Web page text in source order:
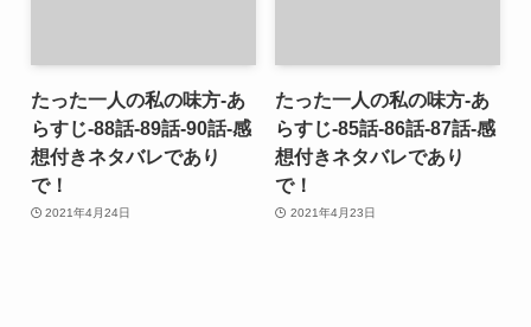
たった一人の私の味方-あ
らすじ-88話-89話-90話-感
想付きネタバレであり
で！
2021年4月24日
たった一人の私の味方-あ
らすじ-85話-86話-87話-感
想付きネタバレであり
で！
2021年4月23日